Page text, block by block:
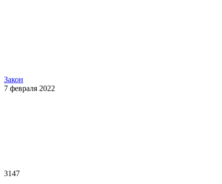
Закон
7 февраля 2022
3147